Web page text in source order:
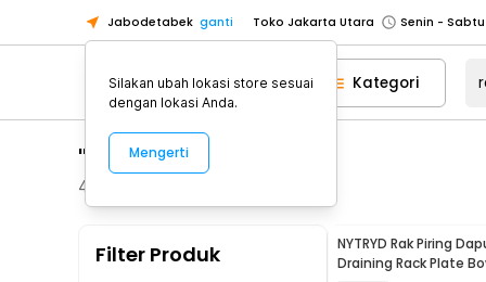
Jabodetabek ganti Toko Jakarta Utara
Toko Tangerang
Toko Cikupa
Pick n Go Jakarta Barat
Senin -
Toko Jakarta Barat
Senin -
Kategori
"rak piring"
436
Filter Produk
NYTRYD Rak Piring
Draining Rack Plate
Silakan ubah lokasi store sesuai
dengan lokasi Anda.
Mengerti